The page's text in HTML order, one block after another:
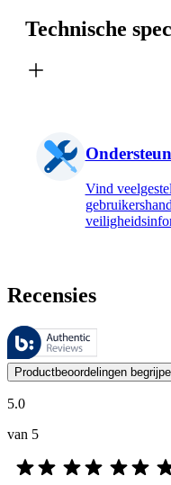
Technische
Vind
Recensies
Deze beoordelingen
De mening van onze
Productbeoordelingen
5.0
van 5